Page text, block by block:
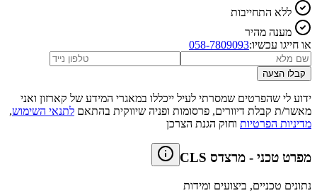
ללא התחייבות
מענה מהיר
או חייגו עכשיו:058-7809093
קבלו הצעה
ידוע לי שהפרטים שמסרתי לעיל ייכללו במאגרי המידע של קארזון ואני
מאשר/ת קבלת דיוורים, פרסומות ופניה שיווקית בהתאם לתנאי השימוש,
מדיניות הפרטיות וחוק הגנת הצרכן
מפרט טכני - מרצדס CLS
נתונים טכניים, ביצועים ומידות